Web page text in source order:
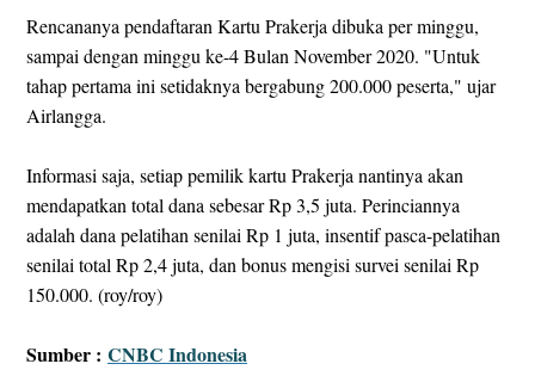
Rencananya pendaftaran Kartu Prakerja dibuka per minggu,
sampai dengan minggu ke-4 Bulan November 2020. "Untuk
tahap pertama ini setidaknya bergabung 200.000 peserta," ujar
Airlangga.
Informasi saja, setiap pemilik kartu Prakerja nantinya akan
mendapatkan total dana sebesar Rp 3,5 juta. Perinciannya
adalah dana pelatihan senilai Rp 1 juta, insentif pasca-pelatihan
senilai total Rp 2,4 juta, dan bonus mengisi survei senilai Rp
150.000. (roy/roy)
Sumber : CNBC Indonesia